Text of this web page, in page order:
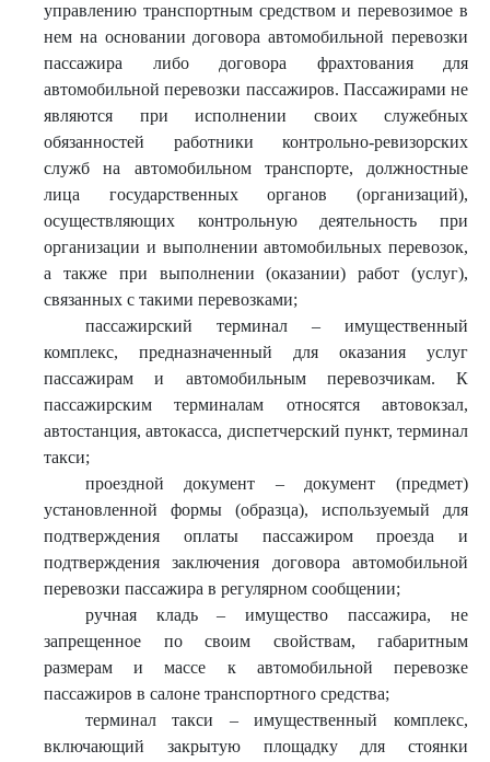
управлению транспортным средством и перевозимое в
нем на основании договора автомобильной перевозки
пассажира либо договора фрахтования для
автомобильной перевозки пассажиров. Пассажирами не
являются при исполнении своих служебных
обязанностей работники контрольно-ревизорских
служб на автомобильном транспорте, должностные
лица государственных органов (организаций),
осуществляющих контрольную деятельность при
организации и выполнении автомобильных перевозок,
а также при выполнении (оказании) работ (услуг),
связанных с такими перевозками;
пассажирский терминал – имущественный
комплекс, предназначенный для оказания услуг
пассажирам и автомобильным перевозчикам. К
пассажирским терминалам относятся автовокзал,
автостанция, автокасса, диспетчерский пункт, терминал
такси;
проездной документ – документ (предмет)
установленной формы (образца), используемый для
подтверждения оплаты пассажиром проезда и
подтверждения заключения договора автомобильной
перевозки пассажира в регулярном сообщении;
ручная кладь – имущество пассажира, не
запрещенное по своим свойствам, габаритным
размерам и массе к автомобильной перевозке
пассажиров в салоне транспортного средства;
терминал такси – имущественный комплекс,
включающий закрытую площадку для стоянки